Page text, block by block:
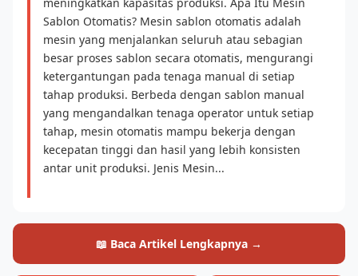
Sablon Otomatis? Mesin sablon otomatis adalah
mesin yang menjalankan seluruh atau sebagian
besar proses sablon secara otomatis, mengurangi
ketergantungan pada tenaga manual di setiap
tahap produksi. Berbeda dengan sablon manual
yang mengandalkan tenaga operator untuk setiap
tahap, mesin otomatis mampu bekerja dengan
kecepatan tinggi dan hasil yang lebih konsisten
antar unit produksi. Jenis Mesin...
📖 Baca Artikel Lengkapnya →